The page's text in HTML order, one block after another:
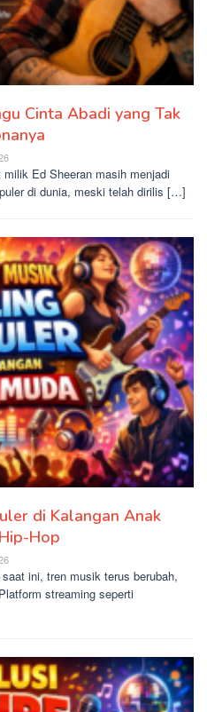
Cinta Abadi yang Tak
Ed Sheeran masih menjadi
di dunia, meski telah dirilis […]
di Kalangan Anak
Hop
ini, tren musik terus berubah,
streaming seperti